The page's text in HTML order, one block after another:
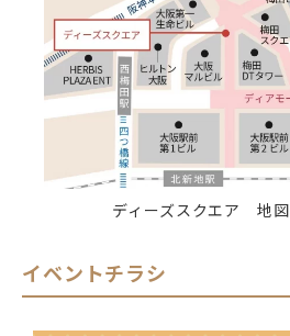
ディーズスクエア 地
イベントチラシ